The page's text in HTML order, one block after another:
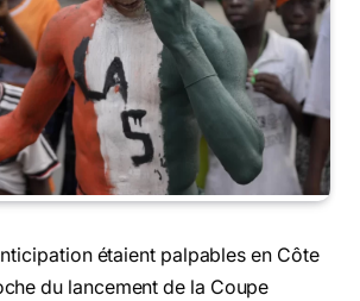
étaient palpables en Côte
du lancement de la Coupe